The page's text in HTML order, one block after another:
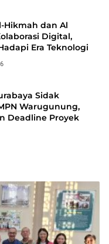
Hikmah dan Al
Digital,
Era Teknologi
Sidak
Warugunung,
Deadline Proyek